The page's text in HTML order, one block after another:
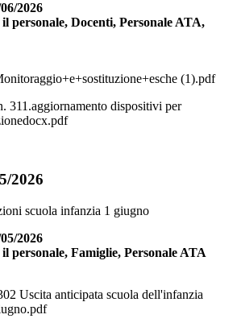
2026
personale, Docenti, Personale ATA,
(1).pdf
311.aggiornamento dispositivi per
2026
scuola infanzia 1 giugno
2026
personale, Famiglie, Personale ATA
Uscita anticipata scuola dell'infanzia